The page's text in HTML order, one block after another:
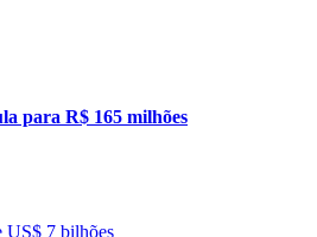
para R$ 165 milhões